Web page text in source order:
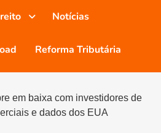
Notícias
Reforma Tributária
em baixa com investidores de
e dados dos EUA